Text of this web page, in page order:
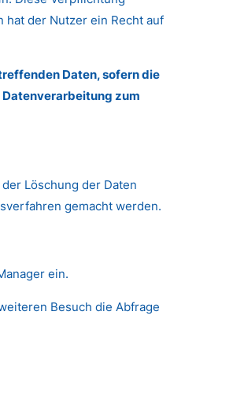
der Nutzer ein Recht auf
Daten, sofern die
Datenverarbeitung zum
Löschung der Daten
gemacht werden.
ein.
Besuch die Abfrage